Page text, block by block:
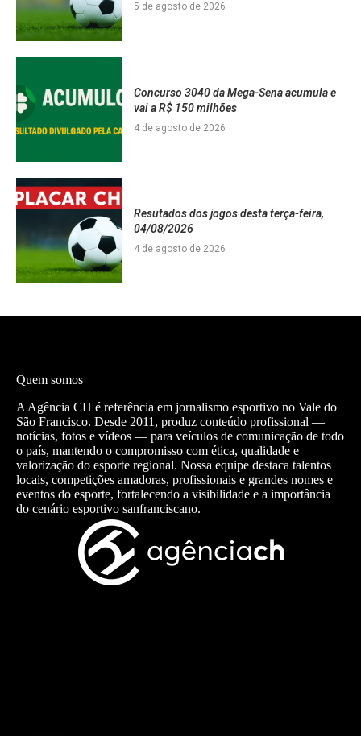
5 de agosto de 2026
Concurso 3040 da Mega-Sena acumula e
vai a R$ 150 milhões
4 de agosto de 2026
Resutados dos jogos desta terça-feira,
04/08/2026
4 de agosto de 2026
Quem somos
A Agência CH é referência em jornalismo esportivo no Vale do
São Francisco. Desde 2011, produz conteúdo profissional —
notícias, fotos e vídeos — para veículos de comunicação de todo
o país, mantendo o compromisso com ética, qualidade e
valorização do esporte regional. Nossa equipe destaca talentos
locais, competições amadoras, profissionais e grandes nomes e
eventos do esporte, fortalecendo a visibilidade e a importância
do cenário esportivo sanfranciscano.